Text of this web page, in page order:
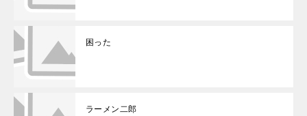
困った
ラーメン二郎